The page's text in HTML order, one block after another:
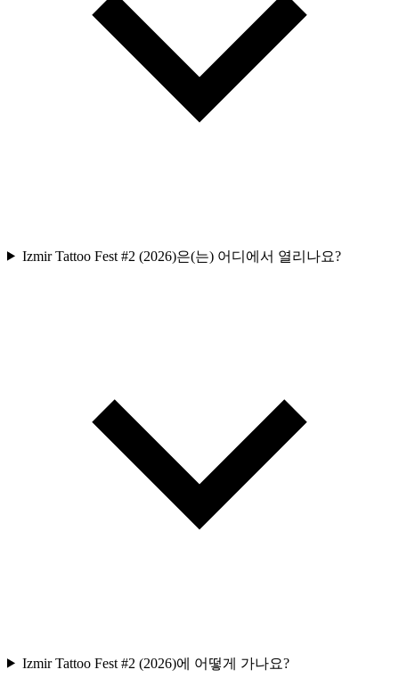
Izmir Tattoo Fest #2 (2026)은(는) 어디에서 열리나요?
Izmir Tattoo Fest #2 (2026)에 어떻게 가나요?